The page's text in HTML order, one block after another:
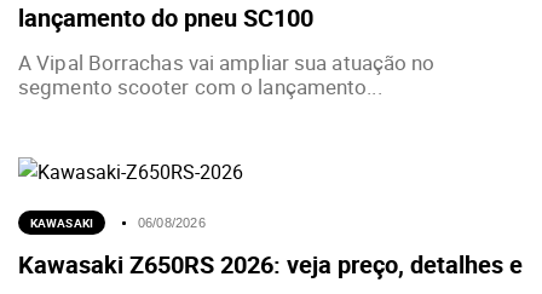
lançamento do pneu SC100
A Vipal Borrachas vai ampliar sua atuação no
segmento scooter com o lançamento...
KAWASAKI 06/08/2026
Kawasaki Z650RS 2026: veja preço, detalhes e